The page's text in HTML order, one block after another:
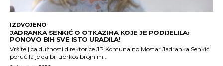
IZDVOJENO
JADRANKA SENKIĆ O OTKAZIMA KOJE JE PODIJELILA:
PONOVO BIH SVE ISTO URADILA!
Vršiteljica dužnosti direktorice JP Komunalno Mostar Jadranka Senkić
poručila je da bi, uprkos brojnim...